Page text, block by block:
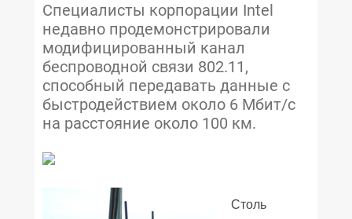
Специалисты корпорации Intel
недавно продемонстрировали
модифицированный канал
беспроводной связи 802.11,
способный передавать данные с
быстродействием около 6 Мбит/с
на расстояние около 100 км.
Столь